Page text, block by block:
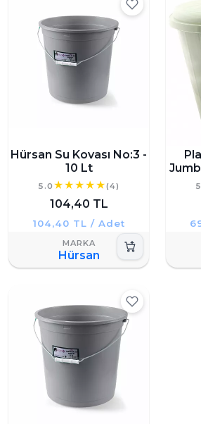
Hürsan Su Kovası No:3 -
10 Lt
5.0 (4)
104,40 TL
104,40 TL / Adet
Hürsan